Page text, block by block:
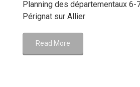
Planning des départementaux
Pérignat sur Allier
Read More